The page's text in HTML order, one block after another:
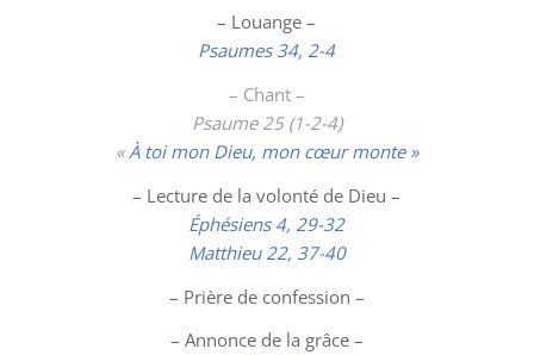
– Louange–
Psaumes 34, 2-4
– Chant –
Psaume 25 (1-2-4)
«À toi mon Dieu, mon cœur monte »
– Lecture de la volonté de Dieu –
Éphésiens 4, 29-32
Matthieu 22, 37-40
– Prière de confession –
– Annonce de la grâce –